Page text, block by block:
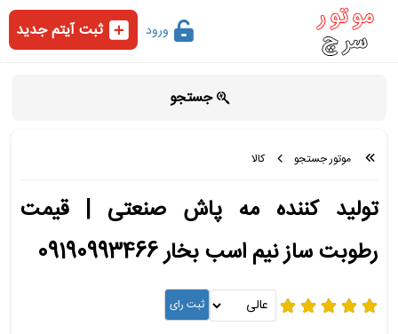
ورود ثبت آیتم جدید
جستجو
موتور جستجو کالا
تولید کننده مه پاش صنعتی | قیمت
رطوبت ساز نیم اسب بخار 09190993466